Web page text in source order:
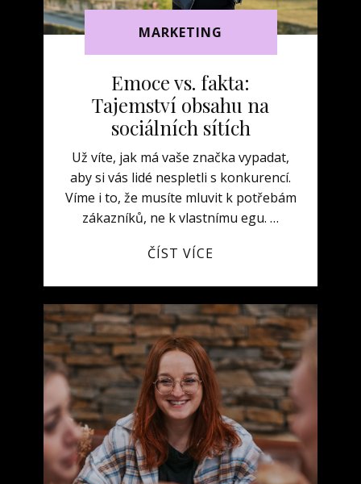
MARKETING
Emoce vs. fakta:
Tajemství obsahu na
sociálních sítích
Už víte, jak má vaše značka vypadat,
aby si vás lidé nespletli s konkurencí.
Víme i to, že musíte mluvit k potřebám
zákazníků, ne k vlastnímu egu. …
ČÍST VÍCE